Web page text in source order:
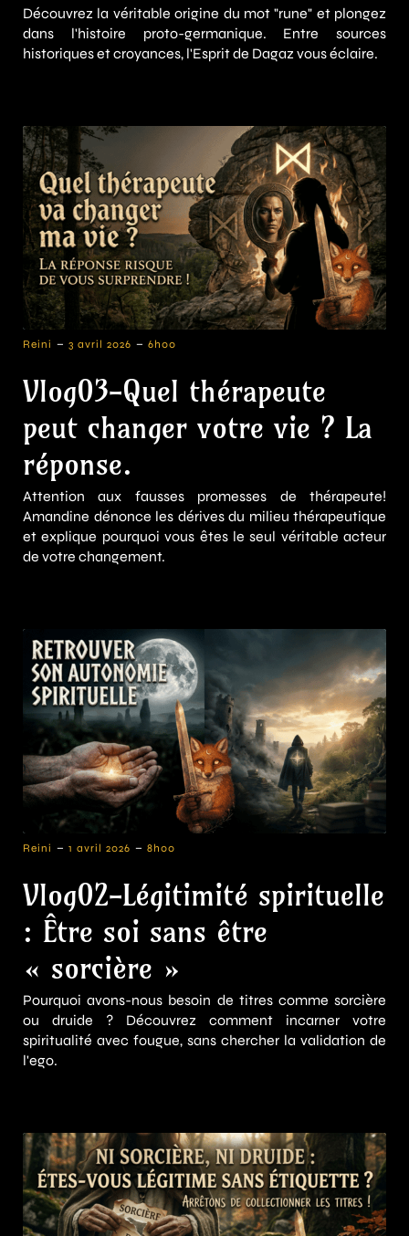
Découvrez la véritable origine du mot "rune" et plongez
dans l'histoire proto-germanique. Entre sources
historiques et croyances, l'Esprit de Dagaz vous éclaire.
Reini - 3 avril 2026 - 6h00
Vlog03-Quel thérapeute
peut changer votre vie ? La
réponse.
Attention aux fausses promesses de thérapeute!
Amandine dénonce les dérives du milieu thérapeutique
et explique pourquoi vous êtes le seul véritable acteur
de votre changement.
Reini - 1 avril 2026 - 8h00
Vlog02-Légitimité spirituelle
: Être soi sans être
« sorcière »
Pourquoi avons-nous besoin de titres comme sorcière
ou druide ? Découvrez comment incarner votre
spiritualité avec fougue, sans chercher la validation de
l'ego.